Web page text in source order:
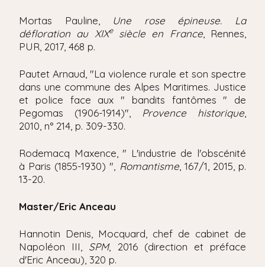
Mortas Pauline, Une rose épineuse. La
défloration au XIXesiècle en France, Rennes,
PUR, 2017, 468 p.
Pautet Arnaud, "La violence rurale et son spectre
dans une commune des Alpes Maritimes. Justice
et police face aux " bandits fantômes " de
Pegomas (1906-1914)", Provence historique
2010, n° 214, p. 309-330.
Rodemacq Maxence, " L'industrie de l'obscénité
à Paris (1855-1930) ",
Romantisme, 167/1, 2015, p.
13-20.
Master/Eric Anceau
Hannotin Denis, Mocquard, chef de cabinet de
Napoléon III, SPM, 2016 (direction et préface
d'Eric Anceau), 320 p.